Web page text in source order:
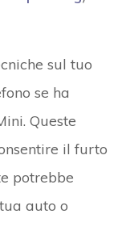
sul tuo
se ha
Queste
il furto
potrebbe
auto o